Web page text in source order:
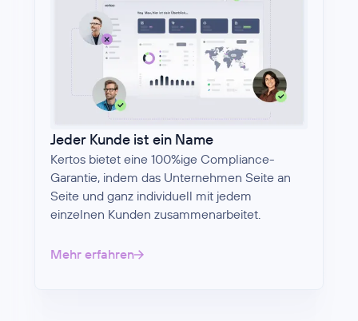
Jeder Kunde ist ein Name
Kertos bietet eine 100%ige Compliance-
Garantie, indem das Unternehmen Seite an
Seite und ganz individuell mit jedem
einzelnen Kunden zusammenarbeitet.
Mehr erfahren